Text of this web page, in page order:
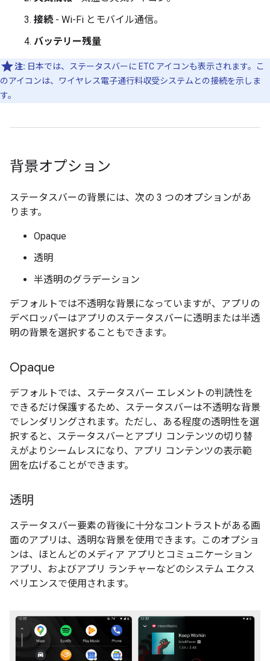
接続- Wi-Fi とモバイル通信。
バッテリー残量
注: 日本では、ステータスバーに ETC アイコンも表示されます。こ
のアイコンは、ワイヤレス電子通行料収受システムとの接続を示しま
す。
背景オプション
ステータスバーの背景には、次の 3 つのオプションがあ
ります。
Opaque
透明
半透明のグラデーション
デフォルトでは不透明な背景になっていますが、アプリの
デベロッパーはアプリのステータスバーに透明または半透
明の背景を選択することもできます。
Opaque
デフォルトでは、ステータスバー エレメントの判読性を
できるだけ保護するため、ステータスバーは不透明な背景
でレンダリングされます。ただし、ある程度の透明性を選
択すると、ステータスバーとアプリ コンテンツの切り替
えがよりシームレスになり、アプリ コンテンツの表示範
囲を広げることができます。
透明
ステータスバー要素の背後に十分なコントラストがある画
面のアプリは、透明な背景を使用できます。このオプショ
ンは、ほとんどのメディア アプリとコミュニケーション
アプリ、およびアプリ ランチャーなどのシステム エクス
ペリエンスで使用されます。